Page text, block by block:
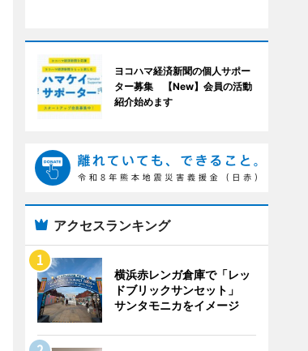
ヨコハマ経済新聞の個人サポー
ター募集 【New】会員の活動
紹介始めます
アクセスランキング
横浜赤レンガ倉庫で「レッ
ドブリックサンセット」
サンタモニカをイメージ